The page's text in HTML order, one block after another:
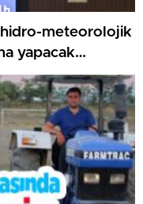
hidro-meteorolojik
yapacak…